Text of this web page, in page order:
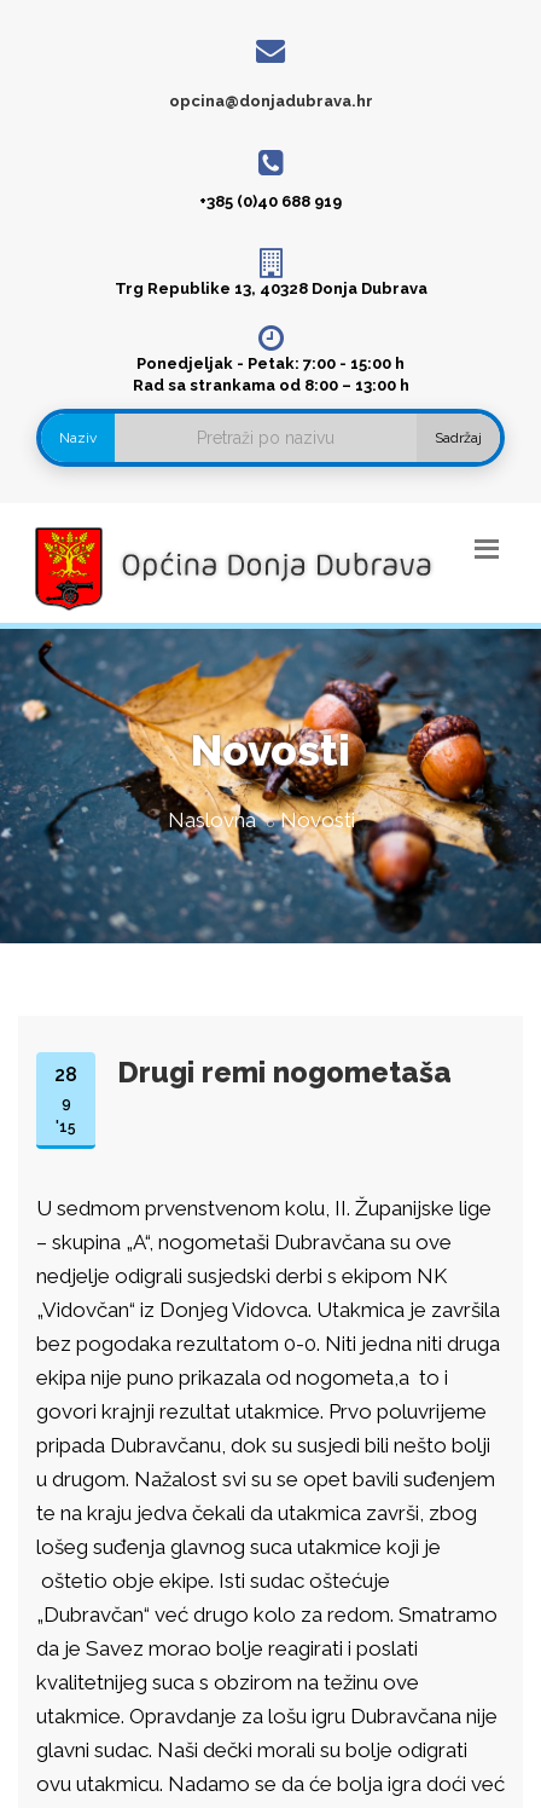
opcina@donjadubrava.hr
+385 (0)40 688 919
Trg Republike 13, 40328 Donja Dubrava
Ponedjeljak - Petak: 7:00 - 15:00 h
Rad sa strankama od 8:00 – 13:00 h
Naziv Sadržaj
Novosti
Naslovna Novosti
28
9
'15
Drugi remi nogometaša
U sedmom prvenstvenom kolu, II. Županijske lige
– skupina „A“, nogometaši Dubravčana su ove
nedjelje odigrali susjedski derbi s ekipom NK
„Vidovčan“ iz Donjeg Vidovca. Utakmica je završila
bez pogodaka rezultatom 0-0. Niti jedna niti druga
ekipa nije puno prikazala od nogometa,a to i
govori krajnji rezultat utakmice. Prvo poluvrijeme
pripada Dubravčanu, dok su susjedi bili nešto bolji
u drugom. Nažalost svi su se opet bavili suđenjem
te na kraju jedva čekali da utakmica završi, zbog
lošeg suđenja glavnog suca utakmice koji je
oštetio obje ekipe. Isti sudac oštećuje
„Dubravčan“ već drugo kolo za redom. Smatramo
da je Savez morao bolje reagirati i poslati
kvalitetnijeg suca s obzirom na težinu ove
utakmice. Opravdanje za lošu igru Dubravčana nije
glavni sudac. Naši dečki morali su bolje odigrati
ovu utakmicu. Nadamo se da će bolja igra doći već